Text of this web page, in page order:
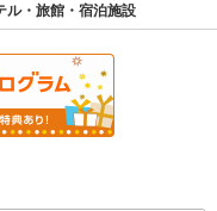
ル・旅館・宿泊施設